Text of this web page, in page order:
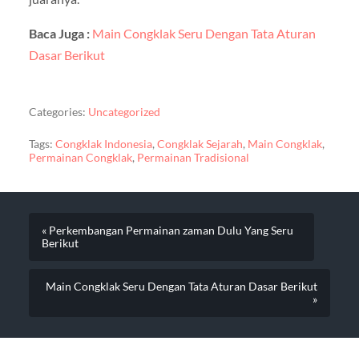
Baca Juga : Main Congklak Seru Dengan Tata Aturan
Dasar Berikut
Categories: Uncategorized
Tags: Congklak Indonesia, Congklak Sejarah, Main Congklak,
Permainan Congklak, Permainan Tradisional
« Perkembangan Permainan zaman Dulu Yang Seru
Berikut
Main Congklak Seru Dengan Tata Aturan Dasar Berikut
»